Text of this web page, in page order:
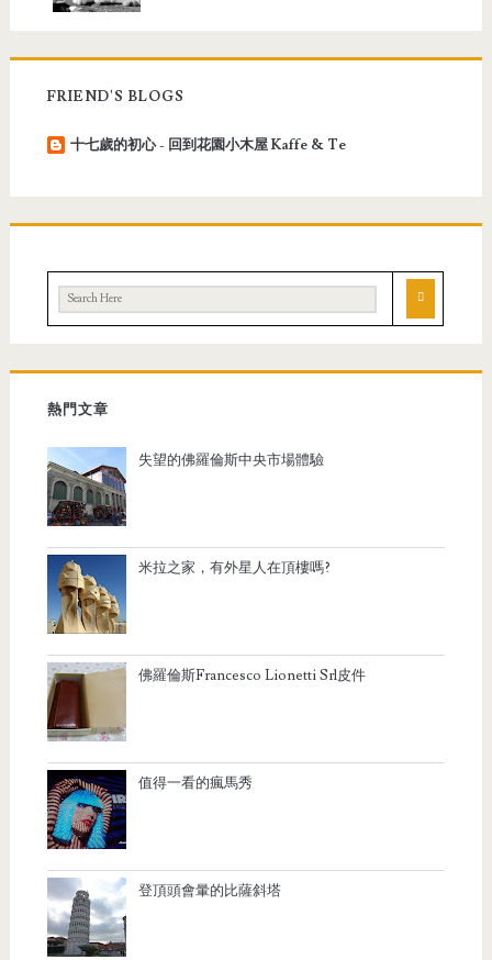
FRIEND'S BLOGS
十七歲的初心 - 回到花園小木屋 Kaffe & Te
熱門文章
失望的佛羅倫斯中央市場體驗
米拉之家，有外星人在頂樓嗎?
佛羅倫斯Francesco Lionetti Srl皮件
值得一看的瘋馬秀
登頂頭會暈的比薩斜塔